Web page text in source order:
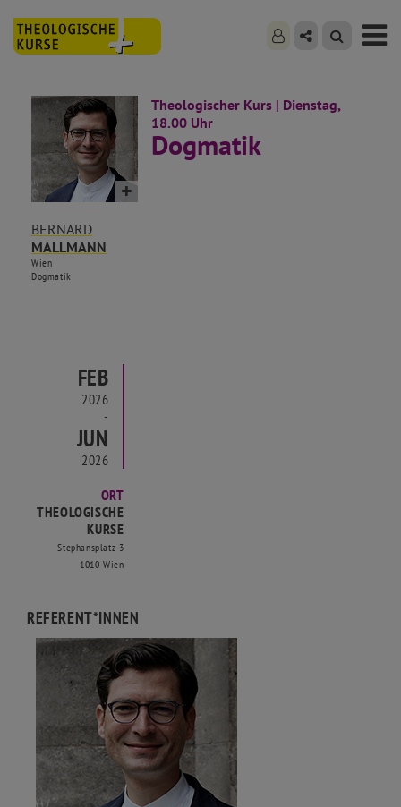
BERNARD
MALLMANN
Wien
Dogmatik
Theologischer Kurs | Dienstag,
18.00 Uhr
Dogmatik
FEB
2026
-
JUN
2026
ORT
THEOLOGISCHE
KURSE
Stephansplatz 3
1010 Wien
REFERENT*INNEN